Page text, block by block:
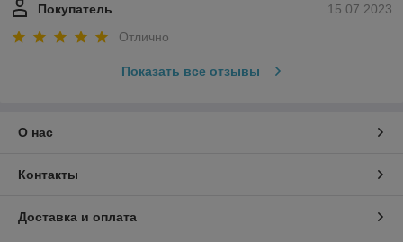
15.07.2023
Покупатель
Отлично
Показать все отзывы
О нас
Контакты
Доставка и оплата